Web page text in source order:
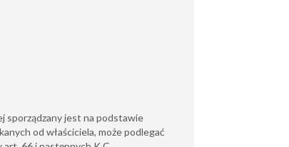
jest na podstawie
od właściciela, może podlegać